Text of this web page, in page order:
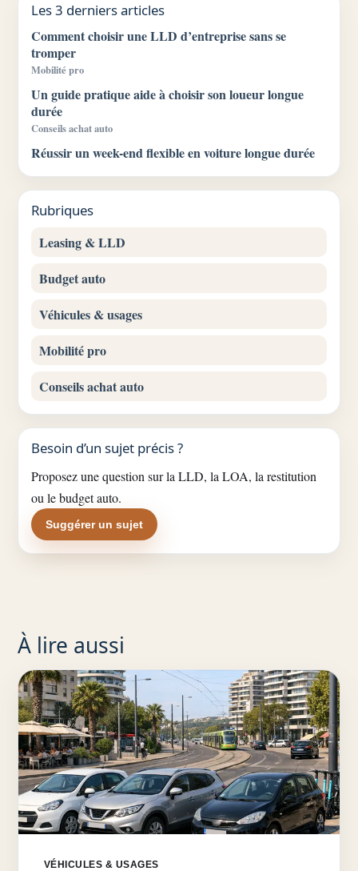
Les 3 derniers articles
Comment choisir une LLD d’entreprise sans se
tromper
Mobilité pro
Un guide pratique aide à choisir son loueur longue
durée
Conseils achat auto
Réussir un week-end flexible en voiture longue durée
Rubriques
Leasing & LLD
Budget auto
Véhicules & usages
Mobilité pro
Conseils achat auto
Besoin d’un sujet précis ?
Proposez une question sur la LLD, la LOA, la restitution
ou le budget auto.
Suggérer un sujet
À lire aussi
VÉHICULES & USAGES